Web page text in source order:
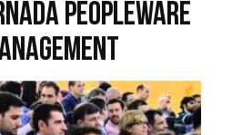
PEOPLEWARE